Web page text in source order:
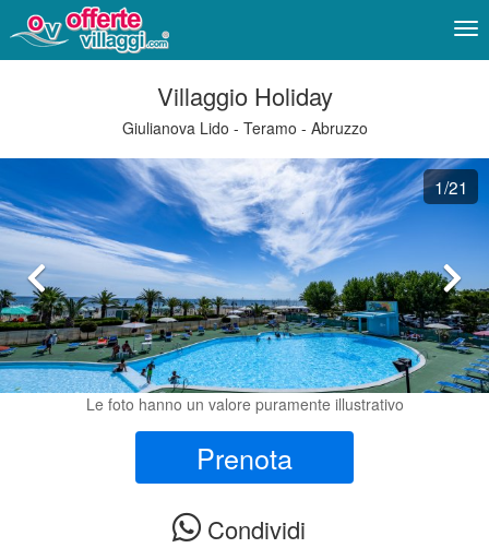
Villaggio Holiday
Giulianova Lido - Teramo - Abruzzo
1/21
Le foto hanno un valore puramente illustrativo
Prenota
Condividi